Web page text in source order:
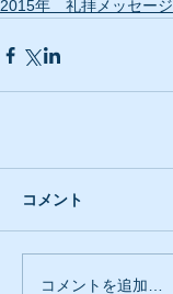
2015年 礼拝メッセージ
コメント
コメントを追加…